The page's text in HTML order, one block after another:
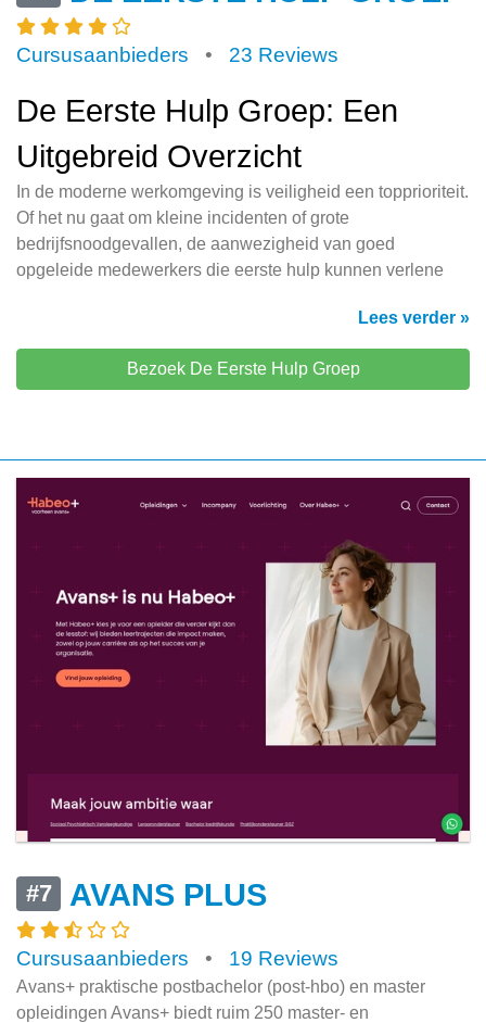
Cursusaanbieders • 23 Reviews
De Eerste Hulp Groep: Een
Uitgebreid Overzicht
In de moderne werkomgeving is veiligheid een topprioriteit.
Of het nu gaat om kleine incidenten of grote
bedrijfsnoodgevallen, de aanwezigheid van goed
opgeleide medewerkers die eerste hulp kunnen verlene
Lees verder »
Bezoek De Eerste Hulp Groep
#7 AVANS PLUS
Cursusaanbieders • 19 Reviews
Avans+ praktische postbachelor (post-hbo) en master
opleidingen Avans+ biedt ruim 250 master- en